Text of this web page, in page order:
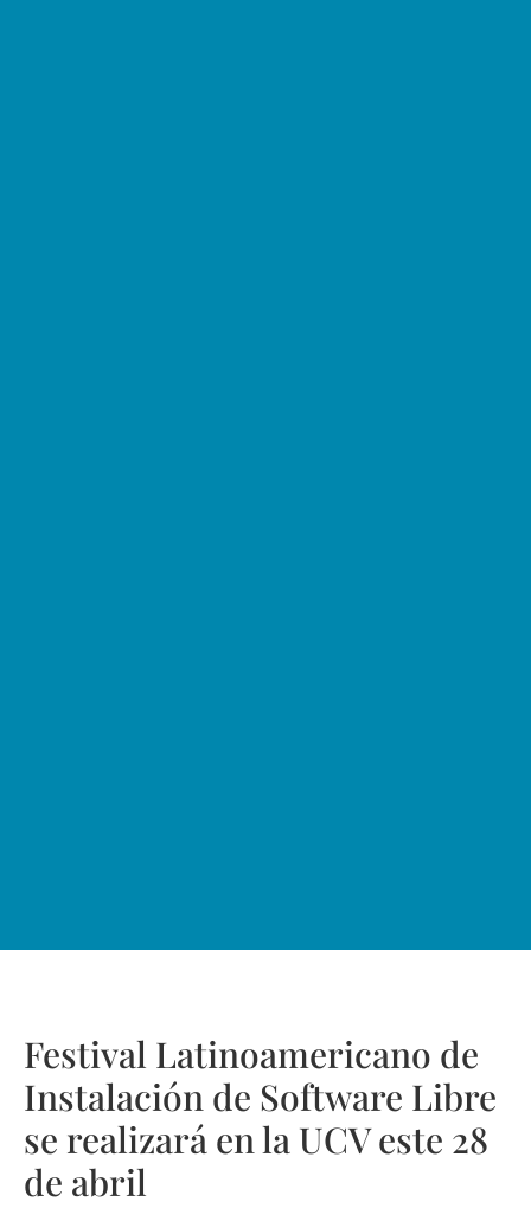
Festival Latinoamericano de
Instalación de Software Libre
se realizará en la UCV este 28
de abril